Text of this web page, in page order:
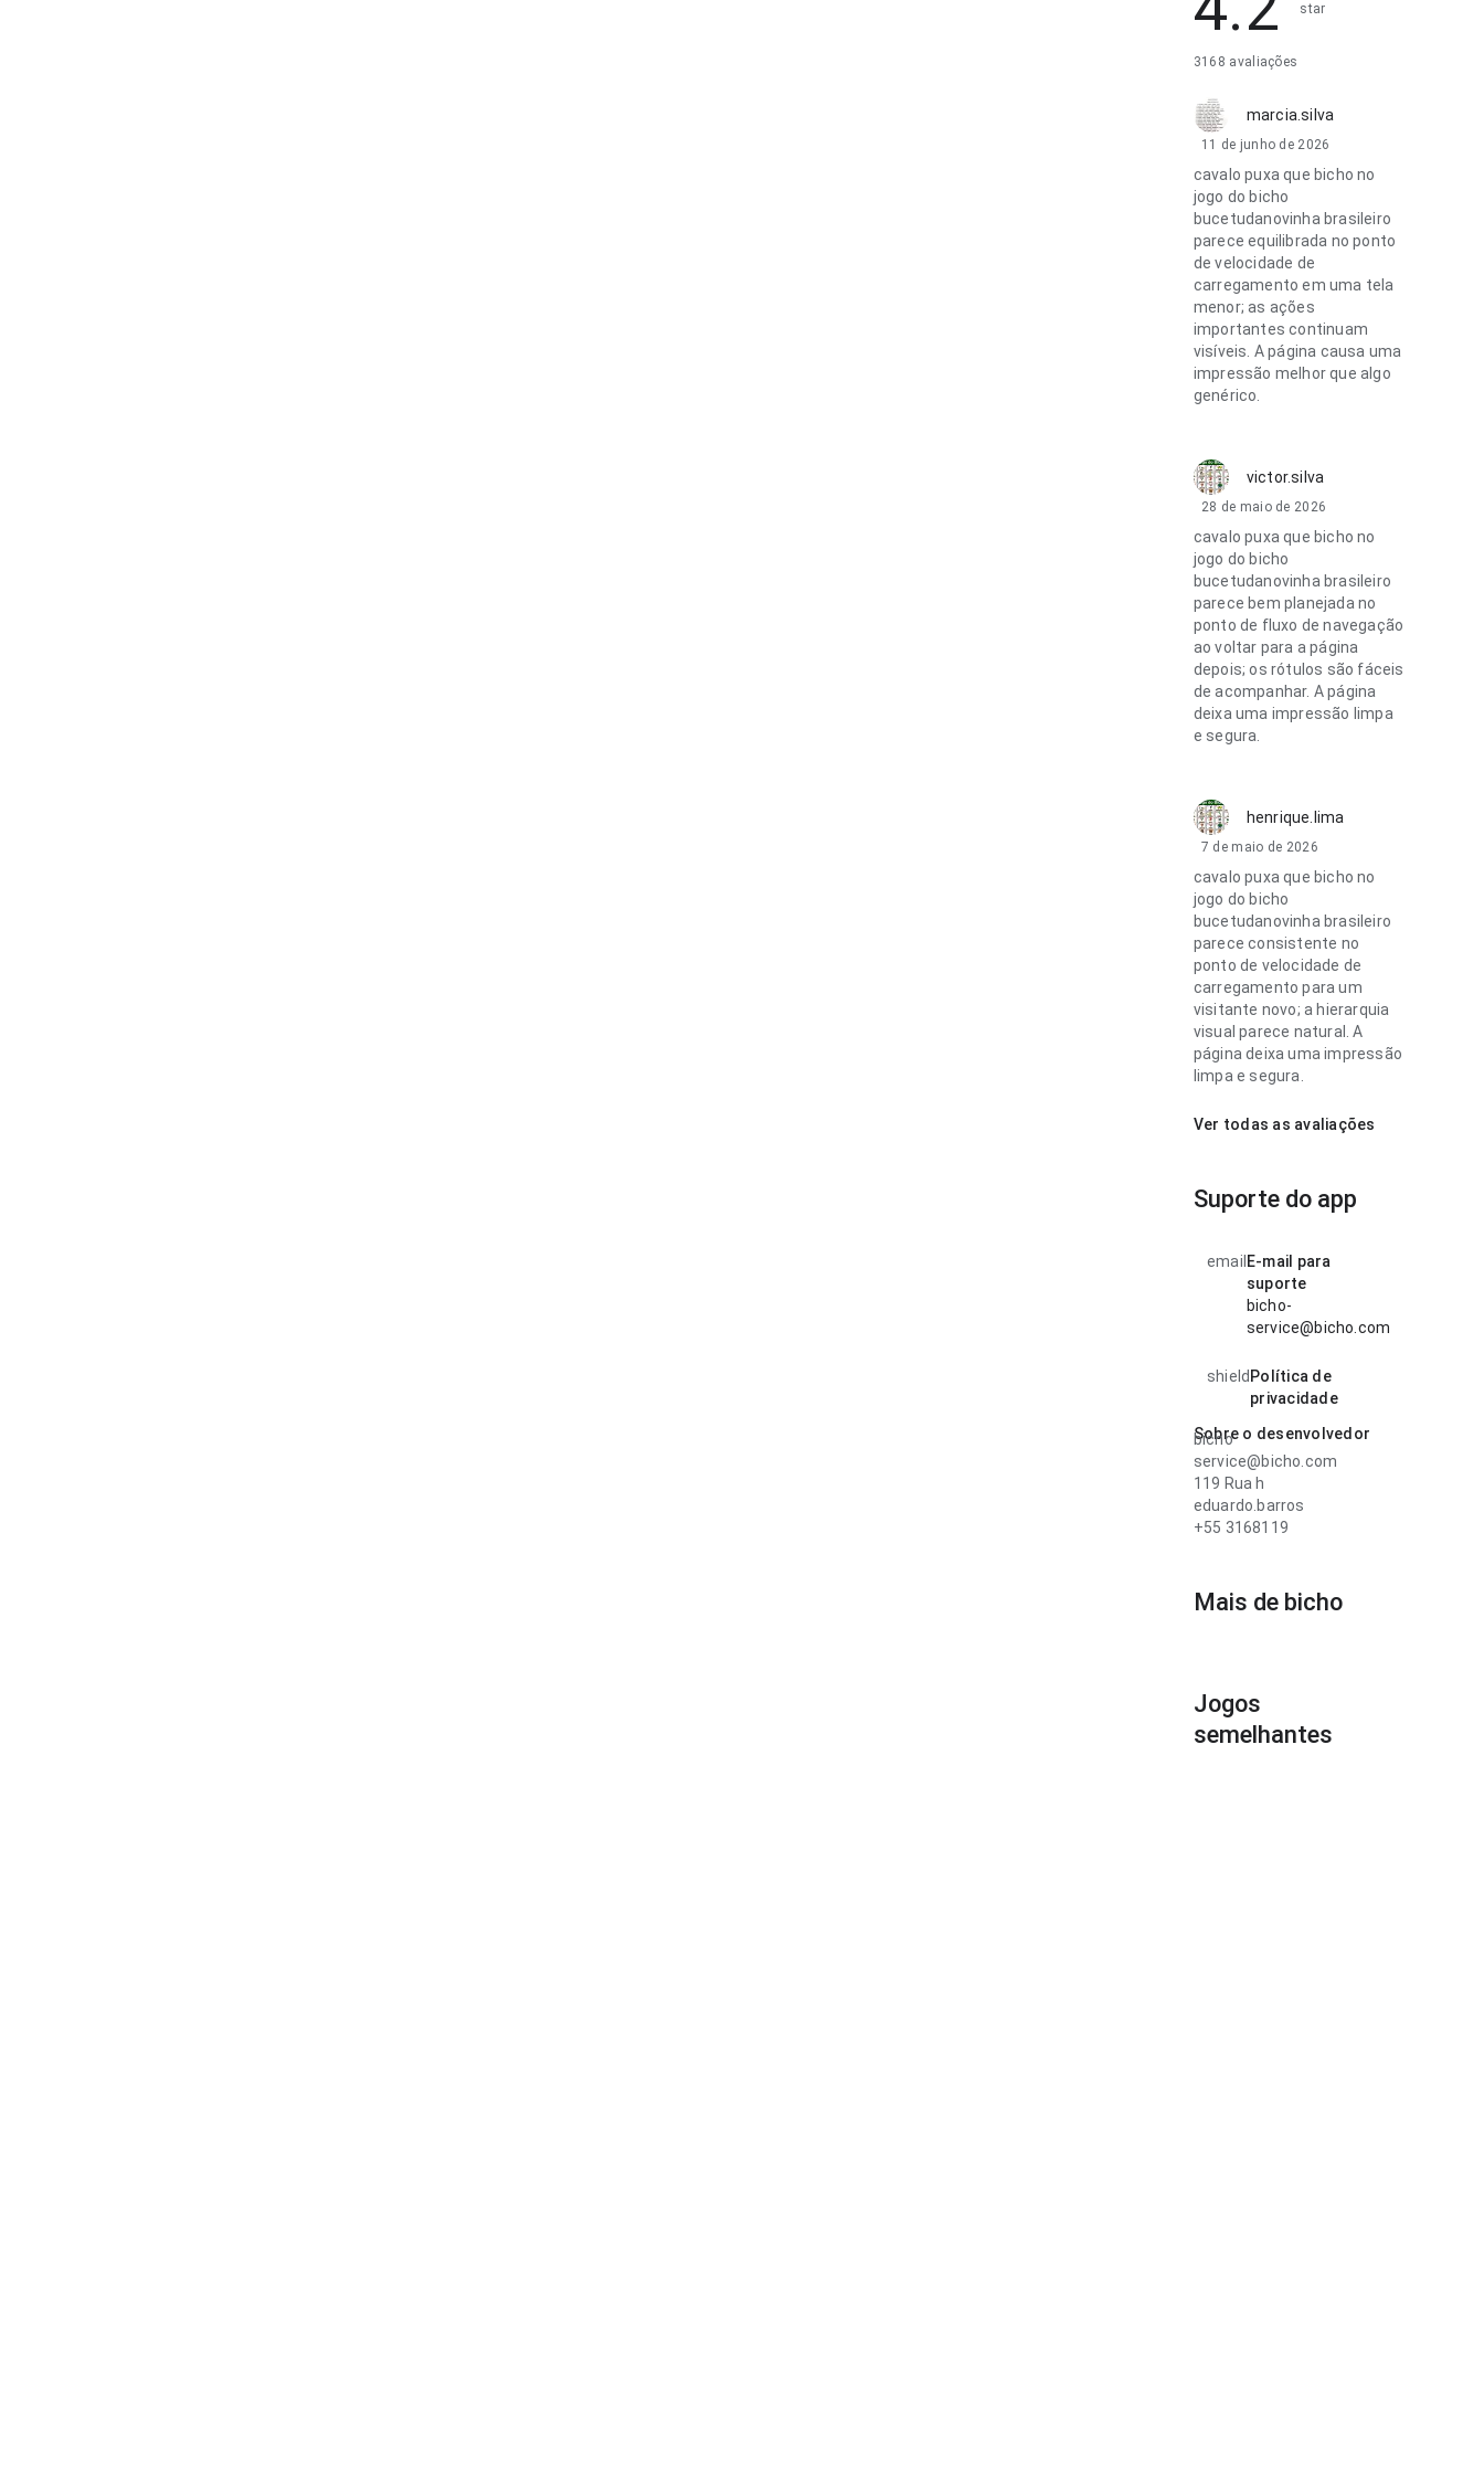
star
3168 avaliações
marcia.silva
11 de junho de 2026
cavalo puxa que bicho no
jogo do bicho
bucetudanovinha brasileiro
parece equilibrada no ponto
de velocidade de
carregamento em uma tela
menor; as ações
importantes continuam
visíveis. A página causa uma
impressão melhor que algo
genérico.
victor.silva
28 de maio de 2026
cavalo puxa que bicho no
jogo do bicho
bucetudanovinha brasileiro
parece bem planejada no
ponto de fluxo de navegação
ao voltar para a página
depois; os rótulos são fáceis
de acompanhar. A página
deixa uma impressão limpa
e segura.
henrique.lima
7 de maio de 2026
cavalo puxa que bicho no
jogo do bicho
bucetudanovinha brasileiro
parece consistente no
ponto de velocidade de
carregamento para um
visitante novo; a hierarquia
visual parece natural. A
página deixa uma impressão
limpa e segura.
Ver todas as avaliações
Suporte do app
email E-mail para
suporte
bicho-
service@bicho.com
shield Política de
privacidade
Sobre o desenvolvedor
bicho
service@bicho.com
119 Rua h
eduardo.barros
+55 3168119
Mais de bicho
Jogos
semelhantes